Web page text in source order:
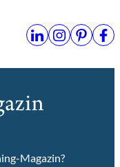
Magazin?